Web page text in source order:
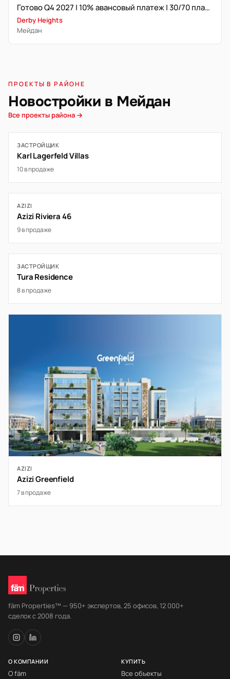
Готово Q4 2027 | 10% авансовый платеж | 30/70 план платежей
Derby Heights
Мейдан
ПРОЕКТЫ В РАЙОНЕ
Новостройки в Мейдан
Все проекты района →
ЗАСТРОЙЩИК
Karl Lagerfeld Villas
10 в продаже
AZIZI
Azizi Riviera 46
9 в продаже
ЗАСТРОЙЩИК
Tura Residence
8 в продаже
AZIZI
Azizi Greenfield
7 в продаже
fäm Properties™ — 950+ экспертов, 25 офисов, 12 000+
сделок с 2008 года.
О КОМПАНИИ
О fäm
КУПИТЬ
Все объекты